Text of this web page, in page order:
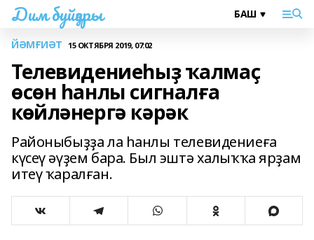
Дим буйҙары
ЙӘМҒИӘТ 15 ОКТЯБРЯ 2019, 07:02
Телевидениеһыҙ ҡалмаҫ
өсөн һанлы сигналға
көйләнергә кәрәк
Районыбыҙҙа ла һанлы телевидениеға
күсеү әүҙем бара. Был эштә халыҡҡа ярҙам
итеү ҡаралған.